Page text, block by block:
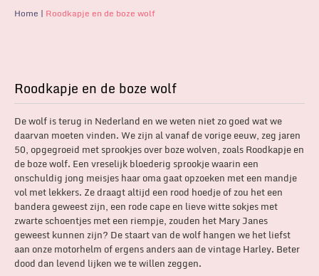
Home | Roodkapje en de boze wolf
Roodkapje en de boze wolf
De wolf is terug in Nederland en we weten niet zo goed wat we
daarvan moeten vinden. We zijn al vanaf de vorige eeuw, zeg jaren
50, opgegroeid met sprookjes over boze wolven, zoals Roodkapje en
de boze wolf. Een vreselijk bloederig sprookje waarin een
onschuldig jong meisjes haar oma gaat opzoeken met een mandje
vol met lekkers. Ze draagt altijd een rood hoedje of zou het een
bandera geweest zijn, een rode cape en lieve witte sokjes met
zwarte schoentjes met een riempje, zouden het Mary Janes
geweest kunnen zijn? De staart van de wolf hangen we het liefst
aan onze motorhelm of ergens anders aan de vintage Harley. Beter
dood dan levend lijken we te willen zeggen.